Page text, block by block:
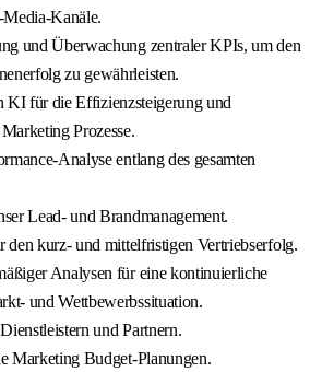
Media-Kanäle.
und Überwachung zentraler KPIs, um den
zu gewährleisten.
KI für die Effizienzsteigerung und
Prozesse.
Analyse entlang des gesamten
Lead- und Brandmanagement.
kurz- und mittelfristigen Vertriebserfolg.
Analysen für eine kontinuierliche
und Wettbewerbssituation.
und Partnern.
Marketing Budget-Planungen.